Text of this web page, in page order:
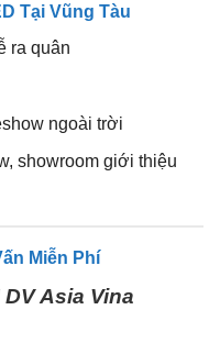
Tại Vũng Tàu
ra quân
ngoài trời
showroom giới thiệu
Miễn Phí
Asia Vina